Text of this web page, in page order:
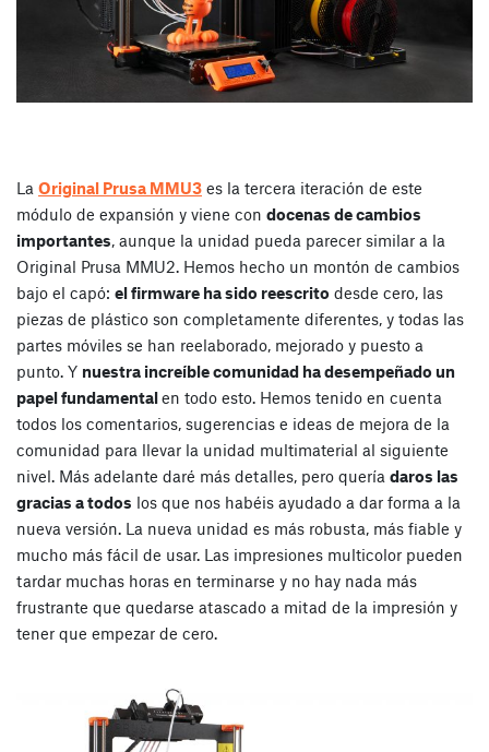
La Original Prusa MMU3 es la tercera iteración de este
módulo de expansión y viene con docenas de cambios
importantes , aunque la unidad pueda parecer similar a la
Original Prusa MMU2. Hemos hecho un montón de cambios
bajo el capó: el firmware ha sido reescrito desde cero, las
piezas de plástico son completamente diferentes, y todas las
partes móviles se han reelaborado, mejorado y puesto a
punto. Y nuestra increíble comunidad ha desempeñado un
papel fundamentalen todo esto. Hemos tenido en cuenta
todos los comentarios, sugerencias e ideas de mejora de la
comunidad para llevar la unidad multimaterial al siguiente
nivel. Más adelante daré más detalles, pero quería daros las
gracias a todos los que nos habéis ayudado a dar forma a la
nueva versión. La nueva unidad es más robusta, más fiable y
mucho más fácil de usar. Las impresiones multicolor pueden
tardar muchas horas en terminarse y no hay nada más
frustrante que quedarse atascado a mitad de la impresión y
tener que empezar de cero.